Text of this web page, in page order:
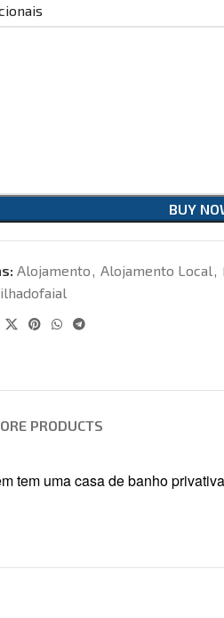
BUY
Alojamento, Alojamento Local,
ilhadofaial
PRODUCTS
tem uma casa de banho